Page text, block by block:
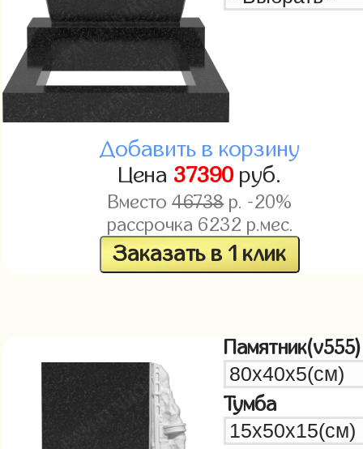
Добавить в корзину
Цена 37390руб.
Вместо46738р. -20%
рассрочка 6232 р.мес.
Заказать в 1 клик
Памятник(v555)
Тумба